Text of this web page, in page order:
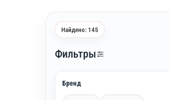
Найдено: 145
Фильтры
Бренд